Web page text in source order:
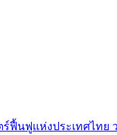
นฟูแห่งประเทศไทย ว